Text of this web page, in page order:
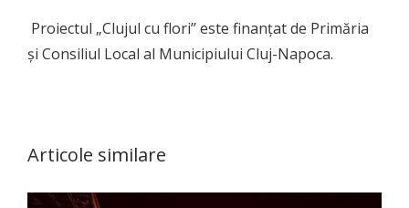
Proiectul „Clujul cu flori’’ este finanțat de Primăria
și Consiliul Local al Municipiului Cluj-Napoca.
Articole similare